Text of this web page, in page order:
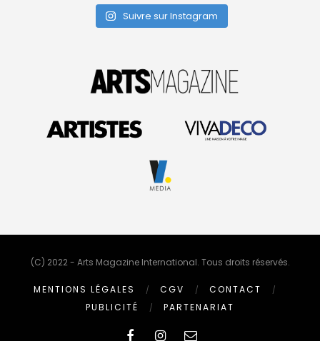
Suivre sur Instagram
(C) 2022 - Arts Magazine International. Tous droits réservés.
MENTIONS LÉGALES CGV
CONTACT
PUBLICITÉ
PARTENARIAT